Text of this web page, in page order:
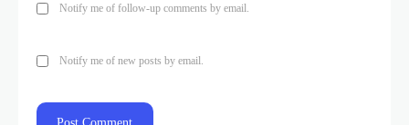
Notify me of follow-up comments by email.
Notify me of new posts by email.